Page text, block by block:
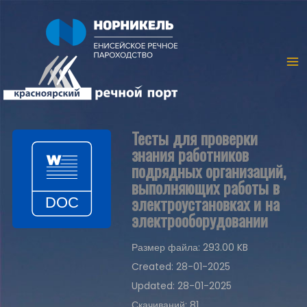
Тесты для проверки
знания работников
подрядных организаций,
выполняющих работы в
электроустановках и на
электрооборудовании
Размер файла: 293.00 KB
Created: 28-01-2025
Updated: 28-01-2025